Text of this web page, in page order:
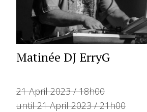
Matinée DJ ErryG
21 April 2023 / 18h00
until 21 April 2023 / 21h00